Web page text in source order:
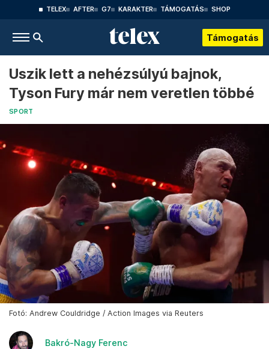
TELEX AFTER G7 KARAKTER TÁMOGATÁS SHOP
Támogatás
Uszik lett a nehézsúlyú bajnok,
Tyson Fury már nem veretlen többé
SPORT
Fotó: Andrew Couldridge / Action Images via Reuters
Bakró-Nagy Ferenc